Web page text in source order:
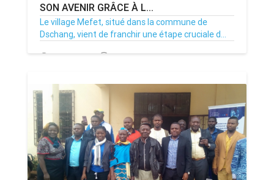
SON AVENIR GRÂCE À L...
Le village Mefet, situé dans la commune de
Dschang, vient de franchir une étape cruciale d...
31/10/25 Par MenouActu 0